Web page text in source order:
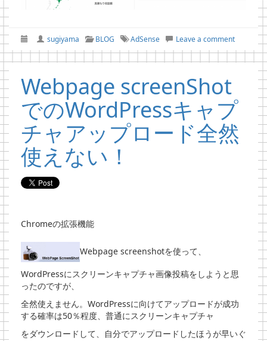
sugiyama BLOG AdSense Leave a comment
Webpage screenShot
でのWordPressキャプ
チャアップロード全然
使えない！
Chromeの拡張機能
Webpage screenshotを使って、
WordPressにスクリーンキャプチャ画像投稿をしようと思
ったのですが、
全然使えません。WordPressに向けてアップロードが成功
する確率は50％程度、普通にスクリーンキャプチャ
をダウンロードして、自分でアップロードしたほうが早いぐ